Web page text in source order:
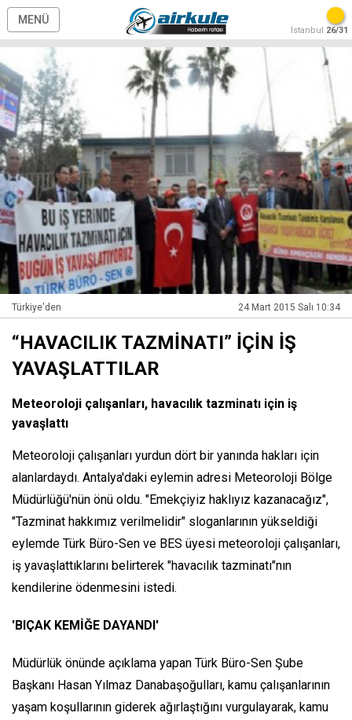
MENÜ
İstanbul 26/31
Türkiye'den 24 Mart 2015 Salı 10:34
“HAVACILIK TAZMİNATI” İÇİN İŞ
YAVAŞLATTILAR
Meteoroloji çalışanları, havacılık tazminatı için iş
yavaşlattı
Meteoroloji çalışanları yurdun dört bir yanında hakları için
alanlardaydı. Antalya'daki eylemin adresi Meteoroloji Bölge
Müdürlüğü'nün önü oldu. "Emekçiyiz haklıyız kazanacağız",
"Tazminat hakkımız verilmelidir" sloganlarının yükseldiği
eylemde Türk Büro-Sen ve BES üyesi meteoroloji çalışanları,
iş yavaşlattıklarını belirterek "havacılık tazminatı"nın
kendilerine ödenmesini istedi.
'BIÇAK KEMİĞE DAYANDI'
Müdürlük önünde açıklama yapan Türk Büro-Sen Şube
Başkanı Hasan Yılmaz Danabaşoğulları, kamu çalışanlarının
yaşam koşullarının giderek ağırlaştığını vurgulayarak, kamu